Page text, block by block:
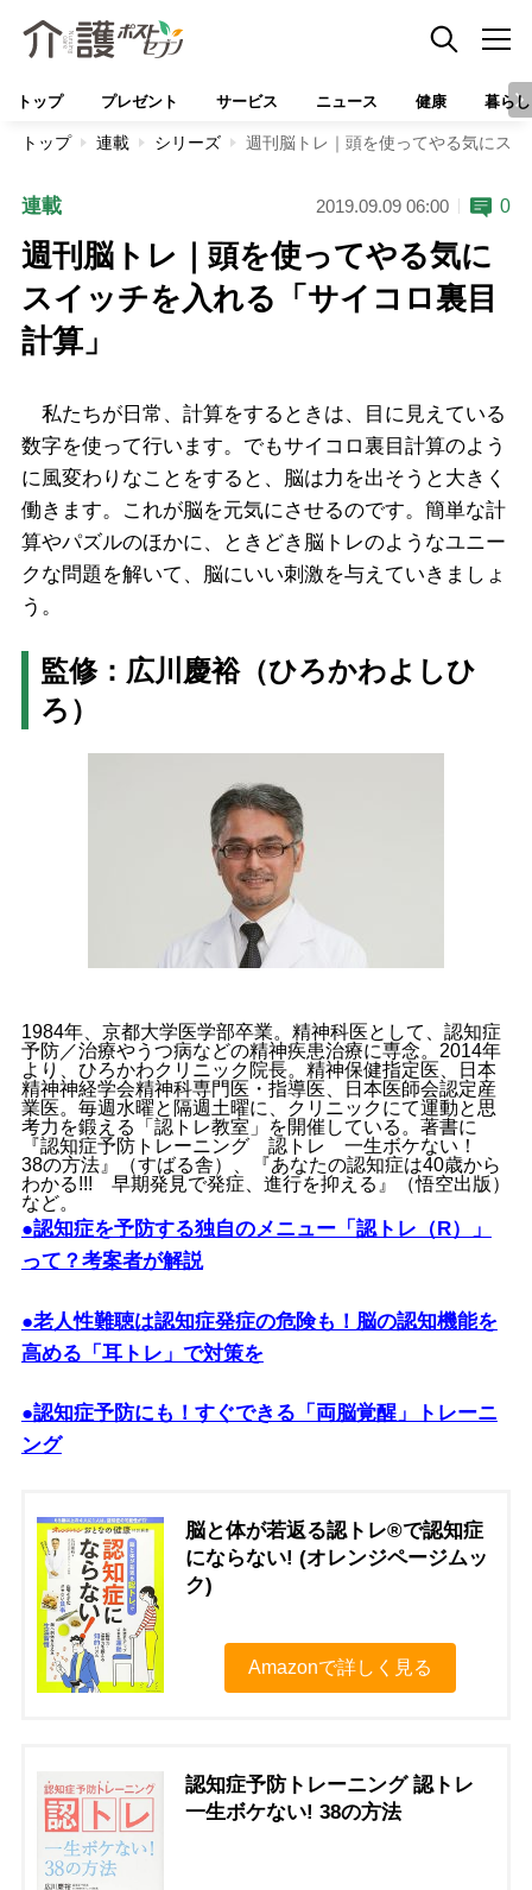
トップ プレゼント サービス ニュース 健康 暮らし
トップ 連載 シリーズ 週刊脳トレ｜頭を使ってやる気にス
連載 2019.09.09 06:00 0
週刊脳トレ｜頭を使ってやる気に
スイッチを入れる「サイコロ裏目
計算」
私たちが日常、計算をするときは、目に見えている
数字を使って行います。でもサイコロ裏目計算のよう
に風変わりなことをすると、脳は力を出そうと大きく
働きます。これが脳を元気にさせるのです。簡単な計
算やパズルのほかに、ときどき脳トレのようなユニー
クな問題を解いて、脳にいい刺激を与えていきましょ
う。
監修：広川慶裕（ひろかわよしひ
ろ）
1984年、京都大学医学部卒業。精神科医として、認知症
予防／治療やうつ病などの精神疾患治療に専念。2014年
より、ひろかわクリニック院長。精神保健指定医、日本
精神神経学会精神科専門医・指導医、日本医師会認定産
業医。毎週水曜と隔週土曜に、クリニックにて運動と思
考力を鍛える「認トレ教室」を開催している。著書に
『認知症予防トレーニング 認トレ 一生ボケない！
38の方法』（すばる舎）、『あなたの認知症は40歳から
わかる!!! 早期発見で発症、進行を抑える』（悟空出版）
など。
●認知症を予防する独自のメニュー「認トレ（R）」
って？考案者が解説
●老人性難聴は認知症発症の危険も！脳の認知機能を
高める「耳トレ」で対策を
●認知症予防にも！すぐできる「両脳覚醒」トレーニ
ング
脳と体が若返る認トレ®で認知症
にならない! (オレンジページムッ
ク)
Amazonで詳しく見る
認知症予防トレーニング 認トレ
一生ボケない! 38の方法